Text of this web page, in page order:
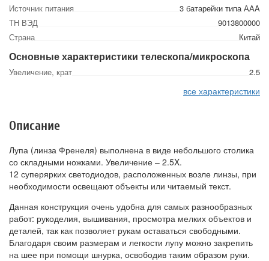
Источник питания
3 батарейки типа ААA
ТН ВЭД
9013800000
Страна
Китай
Основные характеристики телескопа/микроскопа
Увеличение, крат 2.5
все характеристики
Описание
Лупа (линза Френеля) выполнена в виде небольшого столика
со складными ножками. Увеличение – 2.5X.
12 суперярких светодиодов, расположенных возле линзы, при
необходимости освещают объекты или читаемый текст.
Данная конструкция очень удобна для самых разнообразных
работ: рукоделия, вышивания, просмотра мелких объектов и
деталей, так как позволяет рукам оставаться свободными.
Благодаря своим размерам и легкости лупу можно закрепить
на шее при помощи шнурка, освободив таким образом руки.